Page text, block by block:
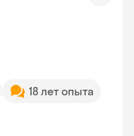
18 лет опыта